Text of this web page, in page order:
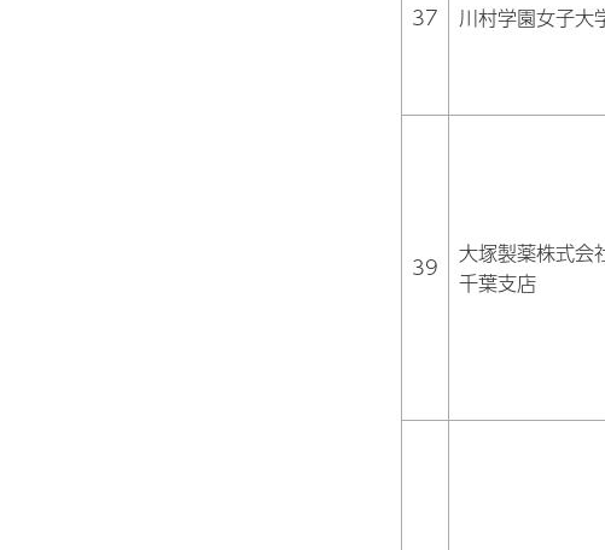
37 川村学園女子大
39
大塚製薬株式会
千葉支店